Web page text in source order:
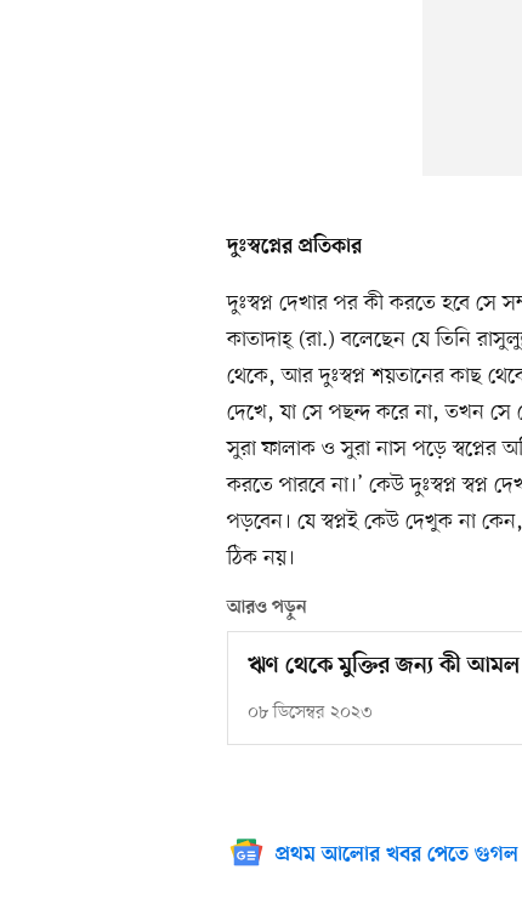
দুঃস্বপ্নের প্রতিকার
দুঃস্বপ্ন দেখার পর কী করতে হবে সে
কাতাদাহ্ (রা.) বলেছেন যে তিনি
থেকে, আর দুঃস্বপ্ন শয়তানের কাছ
দেখে, যা সে পছন্দ করে না, তখন সে
সুরা ফালাক ও সুরা নাস পড়ে স্বপ্নের
করতে পারবে না।’ কেউ দুঃস্বপ্ন স্বপ্ন
পড়বেন। যে স্বপ্নই কেউ দেখুক না
ঠিক নয়।
আরও পড়ুন
ঋণ থেকে মুক্তির জন্য কী
০৮ ডিসেম্বর ২০২৩
প্রথম আলোর খবর পেতে